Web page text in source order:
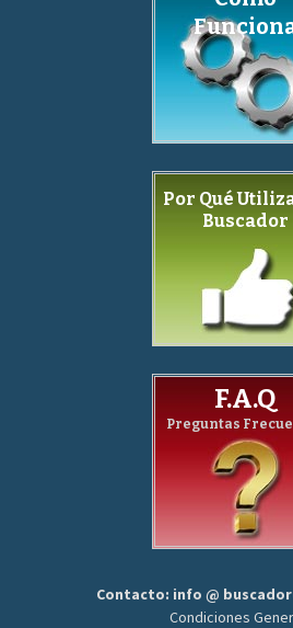
Por Qué
Buscador
F.A.Q
Preguntas
Contacto: info @
Condiciones